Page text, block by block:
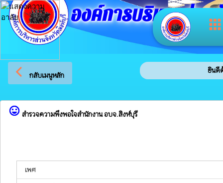
apps
องค์การบริหารส่วน
arrow_back_ios กลับเมนูหลัก
ยินดี
sentiment_very_satisfied สำรวจความพึงพอใจสำนักงาน อบจ.สิงห์บุรี
เพศ